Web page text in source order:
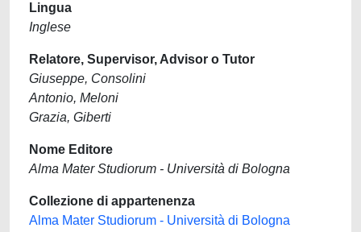
Lingua
Inglese
Relatore, Supervisor, Advisor o Tutor
Giuseppe, Consolini
Antonio, Meloni
Grazia, Giberti
Nome Editore
Alma Mater Studiorum - Università di Bologna
Collezione di appartenenza
Alma Mater Studiorum - Università di Bologna